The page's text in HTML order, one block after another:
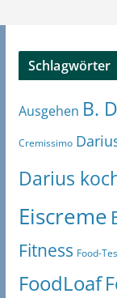
Schlagwörter
Ausgehen B.
Cremissimo
Darius
Eiscreme
Fitness Food-
FoodLoaf